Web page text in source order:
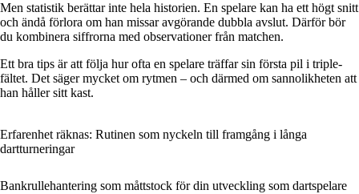
Men statistik berättar inte hela historien. En spelare kan ha ett högt snitt
och ändå förlora om han missar avgörande dubbla avslut. Därför bör
du kombinera siffrorna med observationer från matchen.
Ett bra tips är att följa hur ofta en spelare träffar sin första pil i triple-
fältet. Det säger mycket om rytmen – och därmed om sannolikheten att
han håller sitt kast.
Erfarenhet räknas: Rutinen som nyckeln till framgång i långa
dartturneringar
Bankrullehantering som måttstock för din utveckling som dartspelare